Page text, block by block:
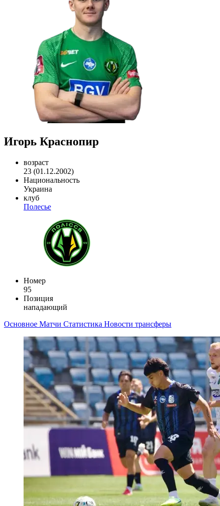
Игорь Краснопир
возраст
23 (01.12.2002)
Национальность
Украина
клуб
Полесье
Номер
95
Позиция
нападающий
Основное Матчи Статистика Новости трансферы